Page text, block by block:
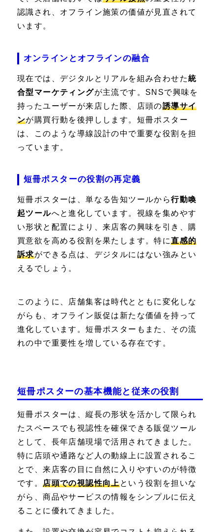
認識され、オフライン施策の価値が見直されて
います。
オンラインとオフラインの融合
現在では、デジタルとリアルを組み合わせた統
合型マーケティングが主流です。SNSで興味を
持ったユーザーが来店した際、店頭の誘導サイ
ンが購買行動を後押しします。短冊ポスター
は、このような導線設計の中で重要な役割を担
っています。
短冊ポスターの役割の再定義
短冊ポスターは、単なる告知ツールから行動喚
起ツールへと進化しています。視線を集めやす
い形状と配置により、来店客の興味を引き、購
買意欲を高める役割を果たします。特に直感的
訴求ができる点は、デジタルにはない強みとい
えるでしょう。
このように、店舗集客は時代とともに変化しな
がらも、オフライン販促は新たな価値を持って
進化しています。短冊ポスターもまた、その流
れの中で重要性を増している存在です。
短冊ポスターの基本機能と従来の役割
短冊ポスターは、縦長の形状を活かして限られ
たスペースでも視認性を確保できる販促ツール
として、長年店舗現場で活用されてきました。
特に店頭や通路など人の動線上に設置されるこ
とで、来店客の目に自然に入りやすいのが特徴
です。店頭での視認性向上という役割を担いな
がら、商品やサービスの情報をシンプルに伝え
ることに優れてきました。